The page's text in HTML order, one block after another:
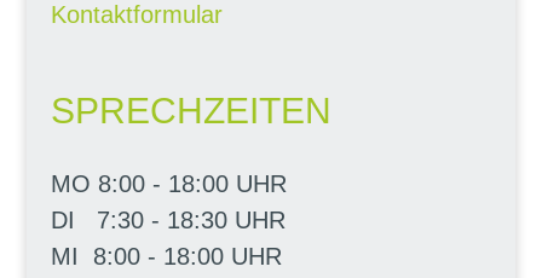
Kontaktformular
SPRECHZEITEN
MO 8:00 - 18:00 UHR
DI 7:30 - 18:30 UHR
MI 8:00 - 18:00 UHR